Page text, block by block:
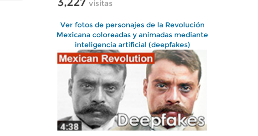
visitas
Ver fotos de personajes de la Revolución
Mexicana coloreadas y animadas mediante
inteligencia artificial (deepfakes)